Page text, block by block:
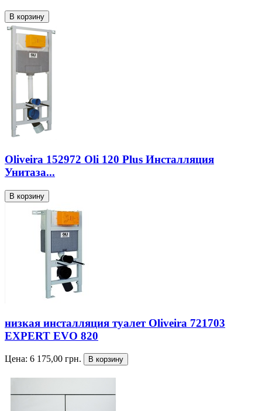
Oliveira 152972 Oli 120 Plus Инсталляция
Унитаза...
низкая инсталляция туалет Oliveira 721703
EXPERT EVO 820
Цена: 6 175,00 грн.